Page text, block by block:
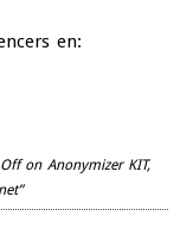
en:
on Anonymizer KIT,